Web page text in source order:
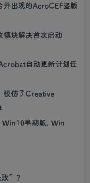
出现的AcroCEF盗版
块解决首次启动
自动更新计划任
模仿了Creative
早期版, Win
”？